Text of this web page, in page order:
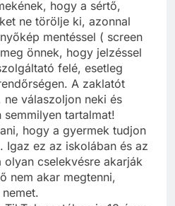
hogy a sértő,
ne törölje ki, azonnal
mentéssel ( screen
önnek, hogy jelzéssel
felé, esetleg
A zaklatót
ne válaszoljon neki és
tartalmat!
hogy a gyermek tudjon
Igaz ez az iskolában és az
olyan cselekvésre akarják
nem akar megtenni,